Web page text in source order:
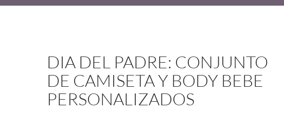
DIA DEL PADRE: CONJUNTO
DE CAMISETA Y BODY BEBE
PERSONALIZADOS